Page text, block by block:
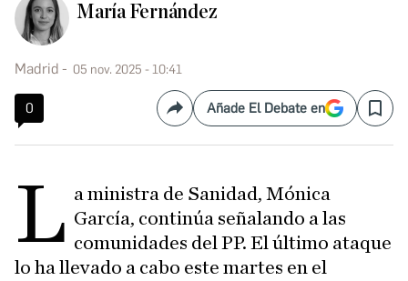
María Fernández
Madrid 05 nov. 2025 - 10:41
0 CompartirAñade El Debate en Save
L a ministra de Sanidad, Mónica
García, continúa señalando a las
comunidades del PP. El último ataque
lo ha llevado a cabo este martes en el